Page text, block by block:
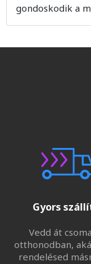
gondoskodik a
Gyors
Vedd át
otthonodban,
rendelésed